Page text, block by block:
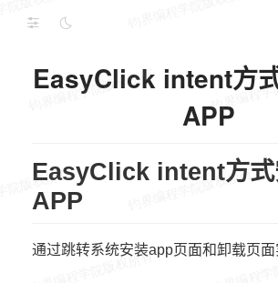
EasyClick intent方
APP
EasyClick intent方式
APP
通过跳转系统安装app页面和卸载页